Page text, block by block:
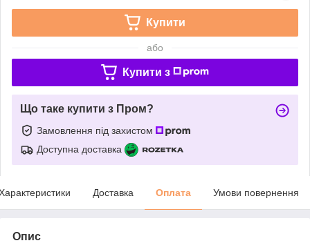
Купити
або
Купити з
Що таке купити з Пром?
Замовлення під захистом
Доступна доставка
Доставка Оплата Умови повернення
Опис